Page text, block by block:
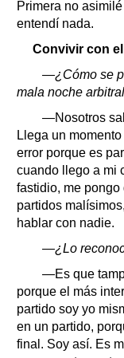
Primera no
entendí nada.
Convivir con
—¿Cómo se
mala noche
—Nosotros
Llega un
error porque es
cuando llego a mi
fastidio, me pongo
partidos
hablar con nadie.
—¿Lo
—Es que
porque el más
partido soy yo
en un partido,
final. Soy así. Es